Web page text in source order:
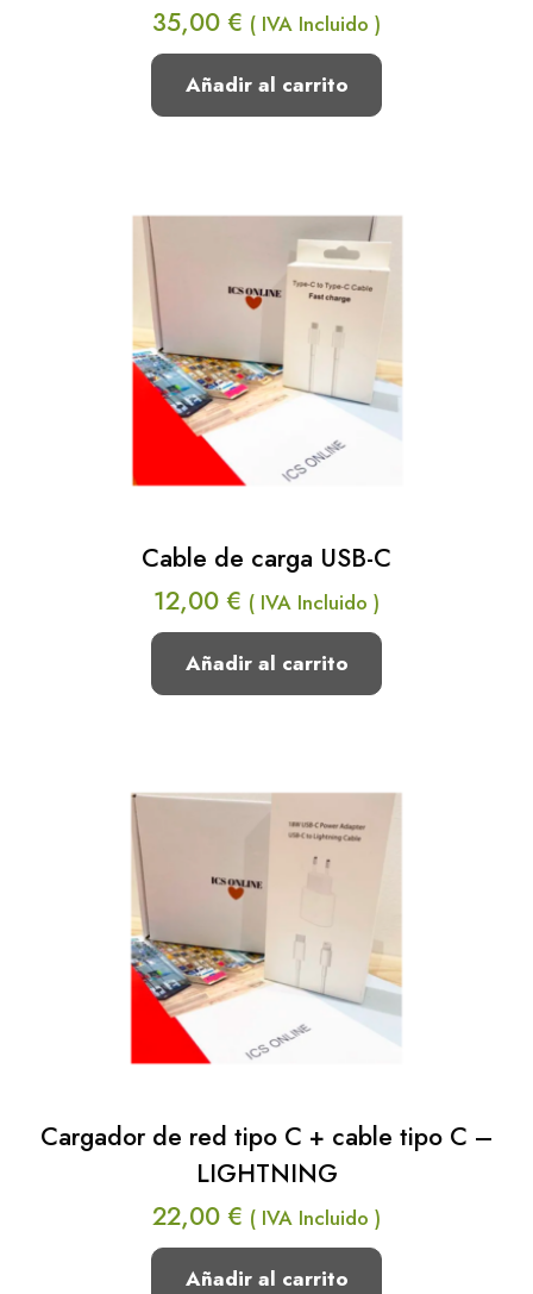
35,00 € ( IVA Incluido )
Añadir al carrito
Cable de carga USB-C
12,00 € ( IVA Incluido )
Añadir al carrito
Cargador de red tipo C + cable tipo C –
LIGHTNING
22,00 € ( IVA Incluido )
Añadir al carrito